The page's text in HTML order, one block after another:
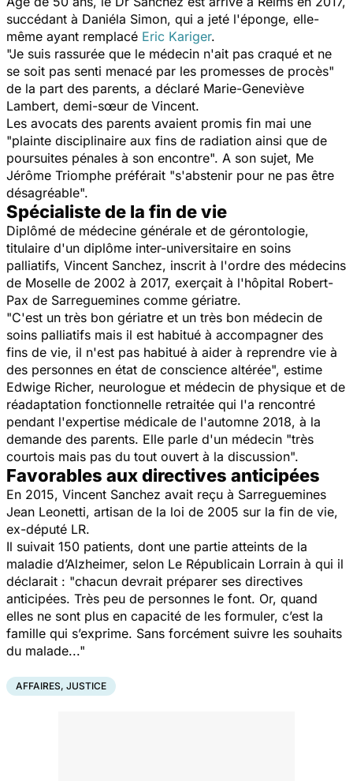
succédant à Daniéla Simon, qui a jeté l'éponge, elle-
même ayant remplacé Eric Kariger.
"Je suis rassurée que le médecin n'ait pas craqué et ne
se soit pas senti menacé par les promesses de procès"
de la part des parents, a déclaré Marie-Geneviève
Lambert, demi-sœur de Vincent.
Les avocats des parents avaient promis fin mai une
"plainte disciplinaire aux fins de radiation ainsi que de
poursuites pénales à son encontre". A son sujet, Me
Jérôme Triomphe préférait "s'abstenir pour ne pas être
désagréable".
Spécialiste de la fin de vie
Diplômé de médecine générale et de gérontologie,
titulaire d'un diplôme inter-universitaire en soins
palliatifs, Vincent Sanchez, inscrit à l'ordre des médecins
de Moselle de 2002 à 2017, exerçait à l'hôpital Robert-
Pax de Sarreguemines comme gériatre.
"C'est un très bon gériatre et un très bon médecin de
soins palliatifs mais il est habitué à accompagner des
fins de vie, il n'est pas habitué à aider à reprendre vie à
des personnes en état de conscience altérée", estime
Edwige Richer, neurologue et médecin de physique et de
réadaptation fonctionnelle retraitée qui l'a rencontré
pendant l'expertise médicale de l'automne 2018, à la
demande des parents. Elle parle d'un médecin "très
courtois mais pas du tout ouvert à la discussion".
Favorables aux directives anticipées
En 2015, Vincent Sanchez avait reçu à Sarreguemines
Jean Leonetti, artisan de la loi de 2005 sur la fin de vie,
ex-député LR.
Il suivait 150 patients, dont une partie atteints de la
maladie d’Alzheimer, selon Le Républicain Lorrain à qui il
déclarait : "chacun devrait préparer ses directives
anticipées. Très peu de personnes le font. Or, quand
elles ne sont plus en capacité de les formuler, c’est la
famille qui s’exprime. Sans forcément suivre les souhaits
du malade..."
AFFAIRES, JUSTICE